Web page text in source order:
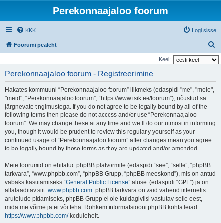
Perekonnaajaloo foorum
KKK Logi sisse
Foorumi pealeht
t
Keel:
Perekonnaajaloo foorum - Registreerimine
Hakates kommuuni “Perekonnaajaloo foorum” liikmeks (edaspidi "me", "meie",
"meid", “Perekonnaajaloo foorum”, “https://www.isik.ee/foorum”), nõustud sa
järgnevate tingimustega. If you do not agree to be legally bound by all of the
following terms then please do not access and/or use “Perekonnaajaloo
foorum”. We may change these at any time and we’ll do our utmost in informing
you, though it would be prudent to review this regularly yourself as your
continued usage of “Perekonnaajaloo foorum” after changes mean you agree
to be legally bound by these terms as they are updated and/or amended.
Meie foorumid on ehitatud phpBB platvormile (edaspidi “see”, “selle”, “phpBB
tarkvara”, “www.phpbb.com”, “phpBB Grupp, “phpBB meeskond”), mis on antud
vabaks kasutamiseks “General Public License” alusel (edaspidi “GPL”) ja on
allalaaditav siit: www.phpbb.com. phpBB tarkvara on vaid vahend internetis
arutelude pidamiseks, phpBB Grupp ei ole kuidagiviisi vastutav selle eest,
mida me võime ja ei või teha. Rohkem informatsiooni phpBB kohta leiad
https://www.phpbb.com/kodulehelt.